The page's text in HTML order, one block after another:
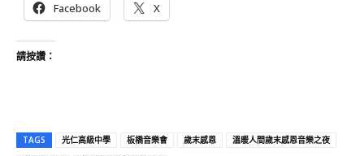
Facebook X
請按讚：
TAGS 光仁高級中學 板橋音樂會 歲末感恩
溫暖人間歲末感恩音樂之夜